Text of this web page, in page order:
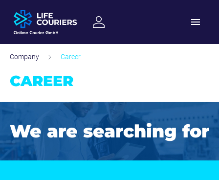
Company Career
CAREER
We are searching for